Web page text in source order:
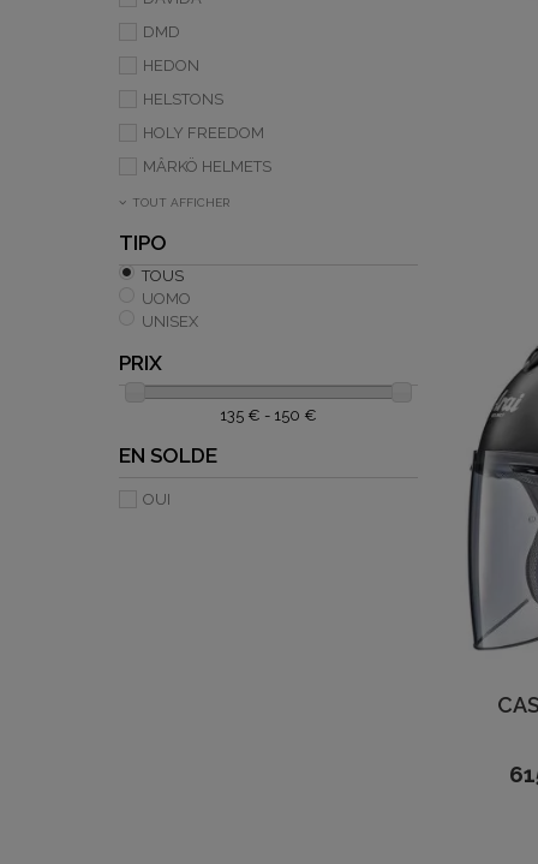
DMD
HEDON
HELSTONS
HOLY FREEDOM
MÂRKÖ HELMETS
TOUT AFFICHER
TIPO
TOUS
UOMO
UNISEX
PRIX
135 € - 150 €
EN SOLDE
OUI